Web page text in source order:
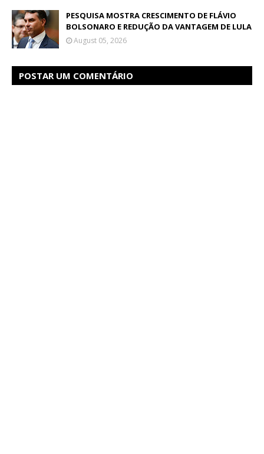
PESQUISA MOSTRA CRESCIMENTO DE FLÁVIO
BOLSONARO E REDUÇÃO DA VANTAGEM DE LULA
August 05, 2026
POSTAR UM COMENTÁRIO